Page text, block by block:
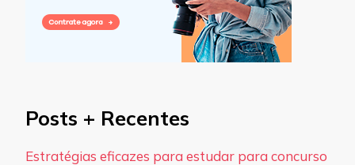
Posts + Recentes
Estratégias eficazes para estudar para concurso